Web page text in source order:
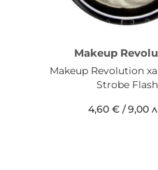
Makeup
Makeup Revolution
Strobe Flash
4,60 € /9,00